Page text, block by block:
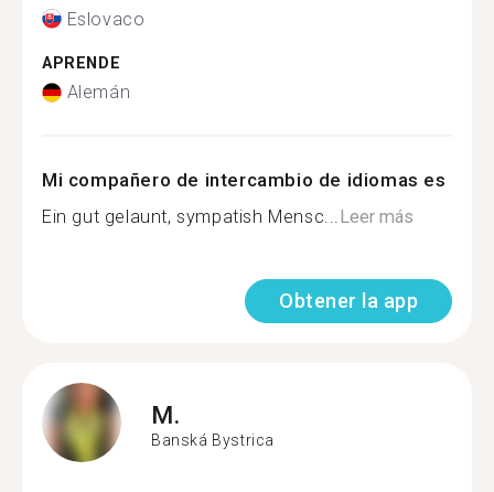
Eslovaco
APRENDE
Alemán
Mi compañero de intercambio de idiomas es
Ein gut gelaunt, sympatish Mensc...Leer más
Obtener la app
M.
Banská Bystrica